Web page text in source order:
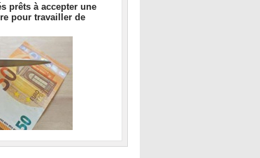
prêts à accepter une
pour travailler de